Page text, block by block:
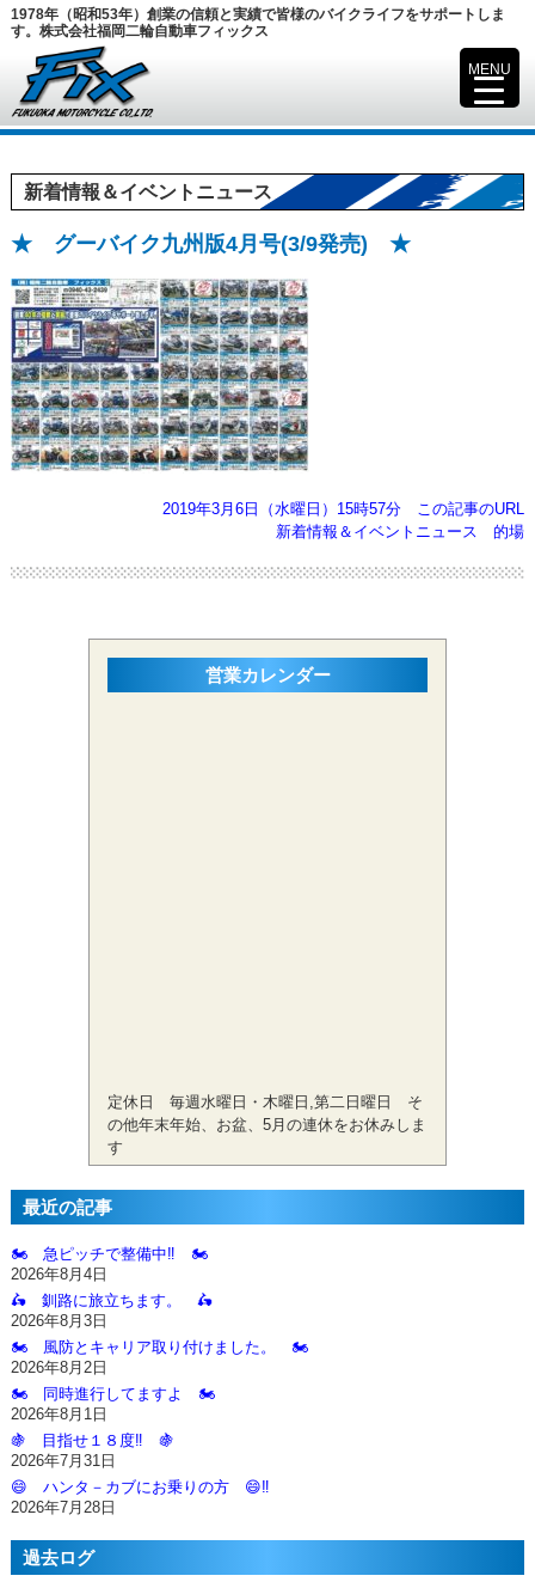
1978年（昭和53年）創業の信頼と実績で皆様のバイクライフをサポートしま
す。株式会社福岡二輪自動車フィックス
新着情報＆イベントニュース
★ グーバイク九州版4月号(3/9発売) ★
2019年3月6日（水曜日）15時57分
この記事のURL
新着情報＆イベントニュース
的場
営業カレンダー
定休日 毎週水曜日・木曜日,第二日曜日 そ
の他年末年始、お盆、5月の連休をお休みしま
す
最近の記事
🏍️ 急ピッチで整備中‼️ 🏍️
2026年8月4日
🛵 釧路に旅立ちます。 🛵
2026年8月3日
🏍️ 風防とキャリア取り付けました。 🏍️
2026年8月2日
🏍️ 同時進行してますよ 🏍️
2026年8月1日
🍇 目指せ１８度‼️ 🍇
2026年7月31日
😄 ハンタ－カブにお乗りの方 😄‼️
2026年7月28日
過去ログ
MENU
▼